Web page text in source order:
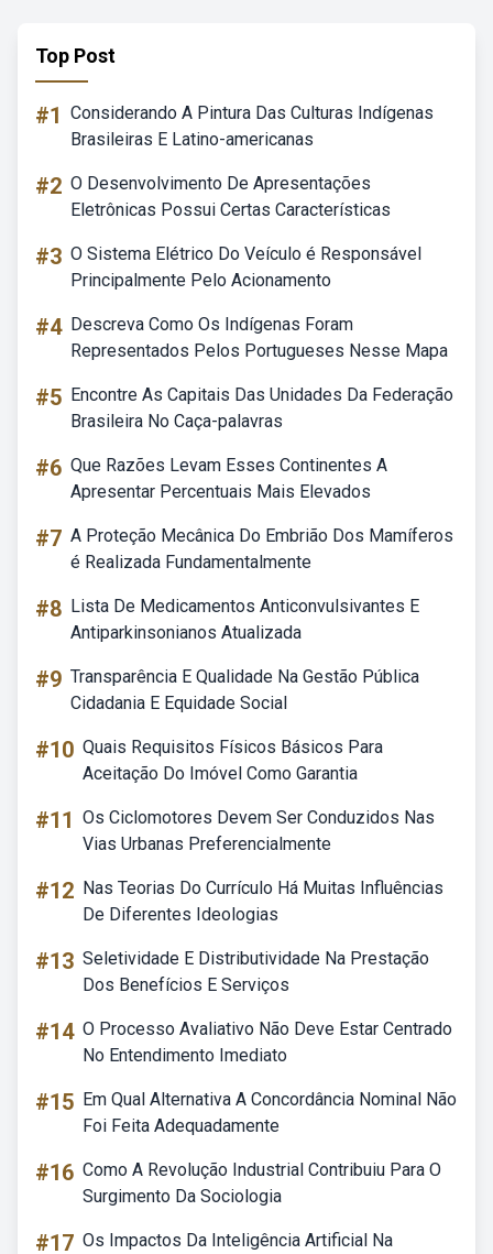
Top Post
#1 Considerando A Pintura Das Culturas Indígenas
Brasileiras E Latino-americanas
#2 O Desenvolvimento De Apresentações
Eletrônicas Possui Certas Características
#3 O Sistema Elétrico Do Veículo é Responsável
Principalmente Pelo Acionamento
#4 Descreva Como Os Indígenas Foram
Representados Pelos Portugueses Nesse Mapa
#5 Encontre As Capitais Das Unidades Da Federação
Brasileira No Caça-palavras
#6 Que Razões Levam Esses Continentes A
Apresentar Percentuais Mais Elevados
#7 A Proteção Mecânica Do Embrião Dos Mamíferos
é Realizada Fundamentalmente
#8 Lista De Medicamentos Anticonvulsivantes E
Antiparkinsonianos Atualizada
#9 Transparência E Qualidade Na Gestão Pública
Cidadania E Equidade Social
#10 Quais Requisitos Físicos Básicos Para
Aceitação Do Imóvel Como Garantia
#11 Os Ciclomotores Devem Ser Conduzidos Nas
Vias Urbanas Preferencialmente
#12 Nas Teorias Do Currículo Há Muitas Influências
De Diferentes Ideologias
#13 Seletividade E Distributividade Na Prestação
Dos Benefícios E Serviços
#14 O Processo Avaliativo Não Deve Estar Centrado
No Entendimento Imediato
#15 Em Qual Alternativa A Concordância Nominal Não
Foi Feita Adequadamente
#16 Como A Revolução Industrial Contribuiu Para O
Surgimento Da Sociologia
#17 Os Impactos Da Inteligência Artificial Na